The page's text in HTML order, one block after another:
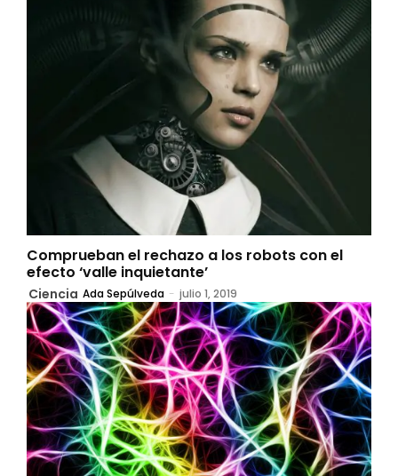
Comprueban el rechazo a los robots con el
efecto ‘valle inquietante’
Ciencia Ada Sepúlveda - julio 1, 2019